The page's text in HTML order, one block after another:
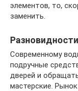
элементов, то,
заменить.
Современному
подручные
дверей и
мастерские.